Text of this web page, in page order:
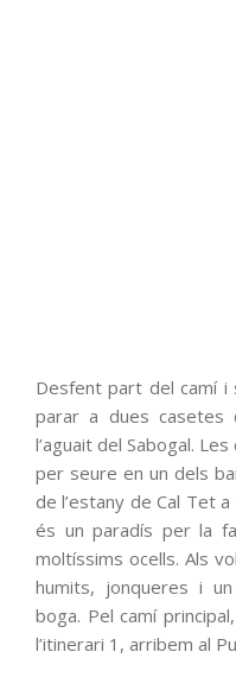
Desfent part del camí i
parar a dues casetes
l’aguait del Sabogal.
per seure en un dels
de l’estany de Cal Tet
és un paradís per la
moltíssims ocells. Als
humits, jonqueres i
boga. Pel camí
l’itinerari 1, arribem al